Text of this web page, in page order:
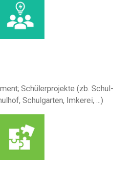
Schülerprojekte (zb. Schul-
Schulgarten, Imkerei, ...)